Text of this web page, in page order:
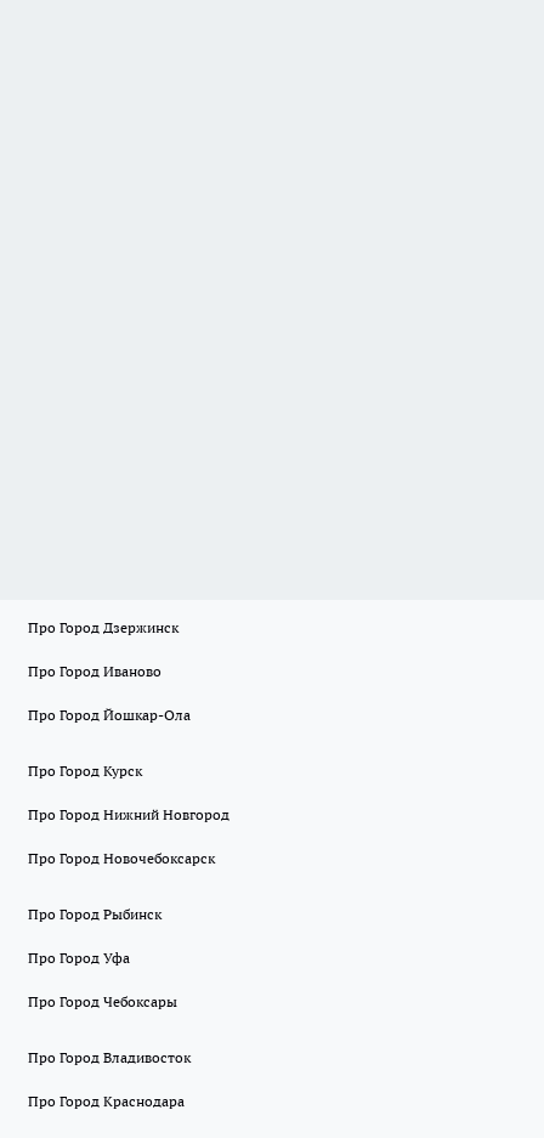
Про Город Дзержинск
Про Город Иваново
Про Город Йошкар-Ола
Про Город Курск
Про Город Нижний Новгород
Про Город Новочебоксарск
Про Город Рыбинск
Про Город Уфа
Про Город Чебоксары
Про Город Владивосток
Про Город Краснодара